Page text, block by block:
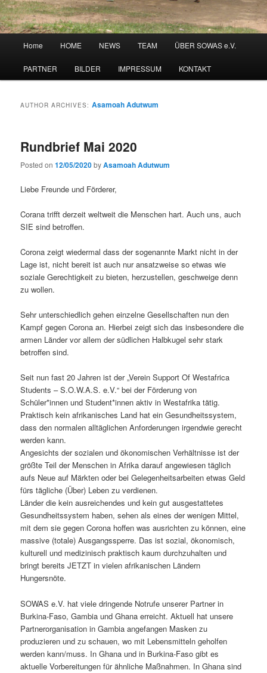
Home HOME NEWS TEAM ÜBER SOWAS e.V.
PARTNER BILDER IMPRESSUM KONTAKT
AUTHOR ARCHIVES:Asamoah Adutwum
Rundbrief Mai 2020
Posted on12/05/2020byAsamoah Adutwum
Liebe Freunde und Förderer,
Corana trifft derzeit weltweit die Menschen hart. Auch uns, auch
SIE sind betroffen.
Corona zeigt wiedermal dass der sogenannte Markt nicht in der
Lage ist, nicht bereit ist auch nur ansatzweise so etwas wie
soziale Gerechtigkeit zu bieten, herzustellen, geschweige denn
zu wollen.
Sehr unterschiedlich gehen einzelne Gesellschaften nun den
Kampf gegen Corona an. Hierbei zeigt sich das insbesondere die
armen Länder vor allem der südlichen Halbkugel sehr stark
betroffen sind.
Seit nun fast 20 Jahren ist der „Verein Support Of Westafrica
Students – S.O.W.A.S. e.V.“ bei der Förderung von
Schüler*innen und Student*innen aktiv in Westafrika tätig.
Praktisch kein afrikanisches Land hat ein Gesundheitssystem,
dass den normalen alltäglichen Anforderungen irgendwie gerecht
werden kann.
Angesichts der sozialen und ökonomischen Verhältnisse ist der
größte Teil der Menschen in Afrika darauf angewiesen täglich
aufs Neue auf Märkten oder bei Gelegenheitsarbeiten etwas Geld
fürs tägliche (Über) Leben zu verdienen.
Länder die kein ausreichendes und kein gut ausgestattetes
Gesundheitssystem haben, sehen als eines der wenigen Mittel,
mit dem sie gegen Corona hoffen was ausrichten zu können, eine
massive (totale) Ausgangssperre. Das ist sozial, ökonomisch,
kulturell und medizinisch praktisch kaum durchzuhalten und
bringt bereits JETZT in vielen afrikanischen Ländern
Hungersnöte.
SOWAS e.V. hat viele dringende Notrufe unserer Partner in
Burkina-Faso, Gambia und Ghana erreicht. Aktuell hat unsere
Partnerorganisation in Gambia angefangen Masken zu
produzieren und zu schauen, wo mit Lebensmitteln geholfen
werden kann/muss. In Ghana und in Burkina-Faso gibt es
aktuelle Vorbereitungen für ähnliche Maßnahmen. In Ghana sind